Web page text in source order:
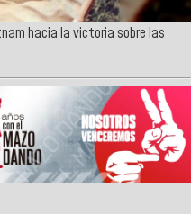
hacia la victoria sobre las